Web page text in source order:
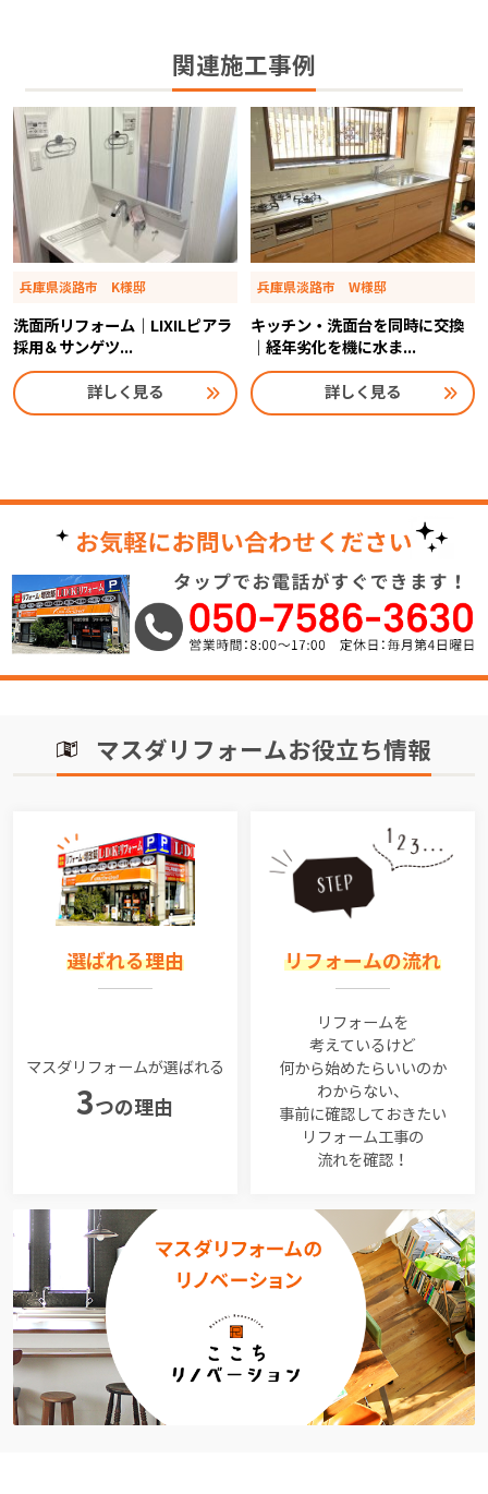
関連施工事例
兵庫県淡路市 K様邸
洗面所リフォーム｜LIXILピアラ
採用＆サンゲツ...
詳しく見る
兵庫県淡路市 W様邸
キッチン・洗面台を同時に交換
｜経年劣化を機に水ま...
詳しく見る
マスダリフォームお役立ち情報
選ばれる理由
マスダリフォームが選ばれる
3つの理由
リフォームの流れ
リフォームを
考えているけど
何から始めたらいいのか
わからない、
事前に確認しておきたい
リフォーム工事の
流れを確認！